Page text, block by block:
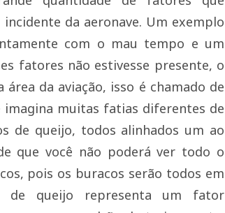
da aeronave. Um exemplo
com o mau tempo e um
fatores não estivesse presente, o
da aviação, isso é chamado de
imagina muitas fatias diferentes de
de queijo, todos alinhados um ao
que você não poderá ver todo o
pois os buracos serão todos em
de queijo representa um fator